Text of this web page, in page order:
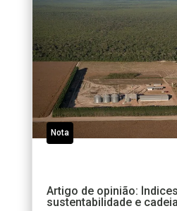
Nota
Artigo de opinião:
sustentabilidade e